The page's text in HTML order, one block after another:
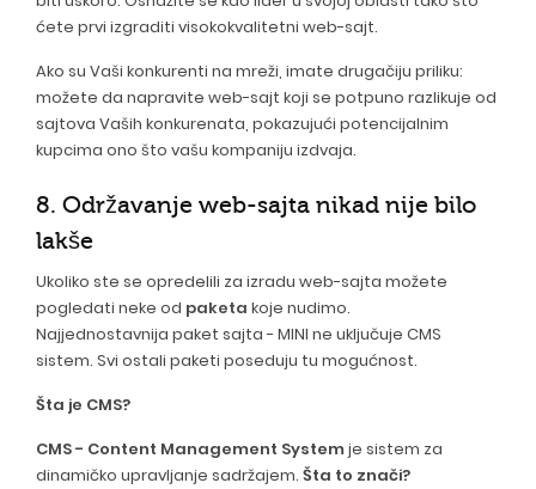
ćete prvi izgraditi visokokvalitetni web-sajt.
Ako su Vaši konkurenti na mreži, imate drugačiju priliku:
možete da napravite web-sajt koji se potpuno razlikuje od
sajtova Vaših konkurenata, pokazujući potencijalnim
kupcima ono što vašu kompaniju izdvaja.
8. Održavanje web-sajta nikad nije bilo
lakše
Ukoliko ste se opredelili za izradu web-sajta možete
pogledati neke od paketa koje nudimo.
Najjednostavnija paket sajta - MINI ne uključuje CMS
sistem. Svi ostali paketi poseduju tu mogućnost.
Šta je CMS?
CMS - Content Management Systemje sistem za
dinamičko upravljanje sadržajem. Šta to znači?